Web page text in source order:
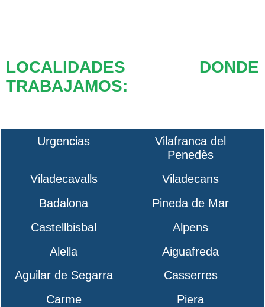
LOCALIDADES DONDE
TRABAJAMOS:
Urgencias
Vilafranca del
Penedès
Viladecavalls
Viladecans
Badalona
Pineda de Mar
Castellbisbal
Alpens
Alella
Aiguafreda
Aguilar de Segarra
Casserres
Carme
Piera